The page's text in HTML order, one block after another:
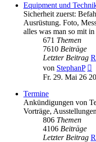
Equipment und
Sicherheit zuerst:
Ausrüstung. Foto,
alles was man so mit
671 Themen
7610 Beiträge
Letzter Beitrag
von StephanP
Fr. 29. Mai 26
Termine
Ankündigungen von
Vorträge,
806 Themen
4106 Beiträge
Letzter Beitrag